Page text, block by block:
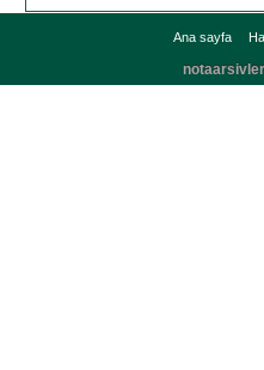
Ana sayfa